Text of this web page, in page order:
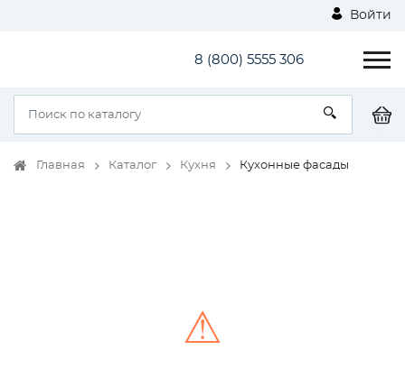
Войти
8 (800) 5555 306
Главная Каталог Кухня Кухонные фасады
⚠